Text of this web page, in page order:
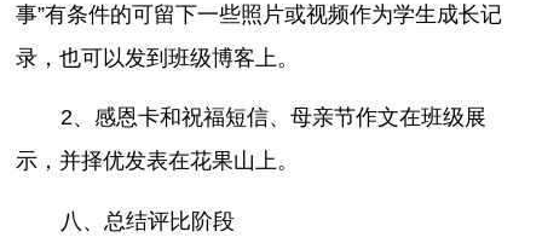
事”有条件的可留下一些照片或视频作为学生成长记
录，也可以发到班级博客上。
2、感恩卡和祝福短信、母亲节作文在班级展
示，并择优发表在花果山上。
八、总结评比阶段